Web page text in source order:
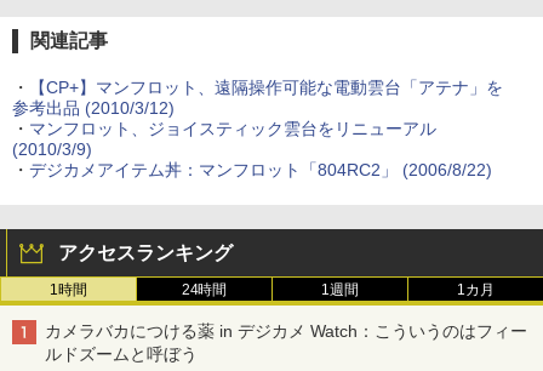
関連記事
・
【CP+】マンフロット、遠隔操作可能な電動雲台「アテナ」を
参考出品 (2010/3/12)
・ マンフロット、ジョイスティック雲台をリニューアル
(2010/3/9)
・ デジカメアイテム丼：マンフロット「804RC2」 (2006/8/22)
アクセスランキング
1時間 24時間 1週間 1カ月
カメラバカにつける薬 in デジカメ Watch：こういうのはフィー
ルドズームと呼ぼう